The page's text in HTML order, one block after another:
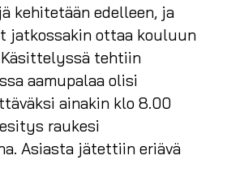
kehitetään edelleen, ja
jatkossakin ottaa kouluun
Käsittelyssä tehtiin
aamupalaa olisi
ainakin klo 8.00
raukesi
Asiasta jätettiin eriävä